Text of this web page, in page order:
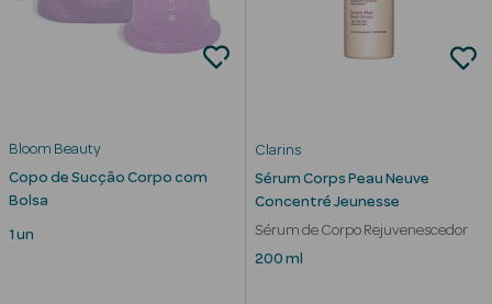
Pele Oleosa
Bloom Beauty
Copo de Sucção Corpo com
Bolsa
1 un
Clarins
Sérum Corps Peau Neuve
Concentré Jeunesse
Sérum de Corpo Rejuvenescedor
200 ml